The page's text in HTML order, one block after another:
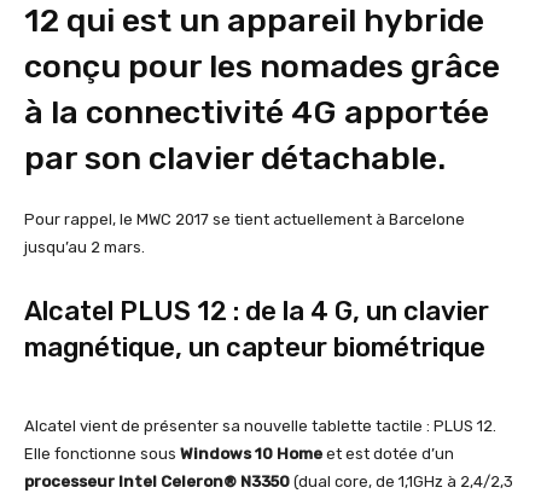
12 qui est un appareil hybride
conçu pour les nomades grâce
à la connectivité 4G apportée
par son clavier détachable.
Pour rappel, le MWC 2017 se tient actuellement à Barcelone
jusqu’au 2 mars.
Alcatel PLUS 12 : de la 4 G, un clavier
magnétique, un capteur biométrique
Alcatel vient de présenter sa nouvelle tablette tactile : PLUS 12.
Elle fonctionne sous Windows 10 Home et est dotée d’un
processeur Intel Celeron® N3350 (dual core, de 1,1GHz à 2,4/2,3